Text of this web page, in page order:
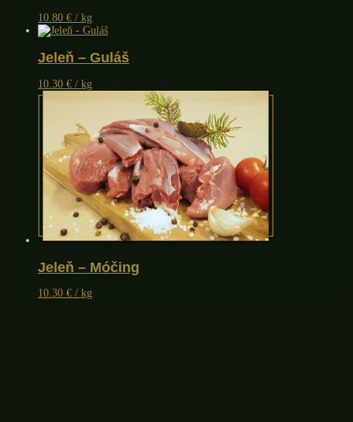
10.80 € / kg
Jeleň – Guláš
10.30 € / kg
Jeleň – Móčing
10.30 € / kg